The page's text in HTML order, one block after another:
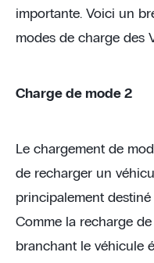
importante. Voici un
modes de charge des
Charge de mode 2
Le chargement de
de recharger un
principalement
Comme la recharge de
branchant le véhicule